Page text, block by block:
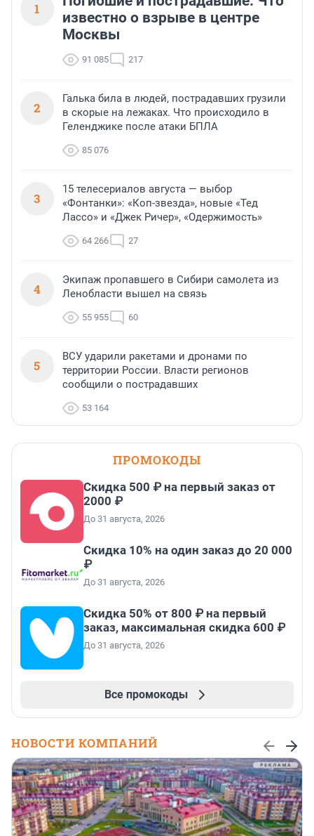
1
известно о взрыве в центре
Москвы
91 085 217
2
Галька била в людей, пострадавших грузили
в скорые на лежаках. Что происходило в
Геленджике после атаки БПЛА
85 076
3
15 телесериалов августа — выбор
«Фонтанки»: «Коп-звезда», новые «Тед
Лассо» и «Джек Ричер», «Одержимость»
64 266 27
4
Экипаж пропавшего в Сибири самолета из
Ленобласти вышел на связь
55 955 60
5
ВСУ ударили ракетами и дронами по
территории России. Власти регионов
сообщили о пострадавших
53 164
ПРОМОКОДЫ
Скидка 500 ₽ на первый заказ от
2000 ₽
До 31 августа, 2026
Скидка 10% на один заказ до 20 000
₽
До 31 августа, 2026
Скидка 50% от 800 ₽ на первый
заказ, максимальная скидка 600 ₽
До 31 августа, 2026
Все промокоды
НОВОСТИ КОМПАНИЙ